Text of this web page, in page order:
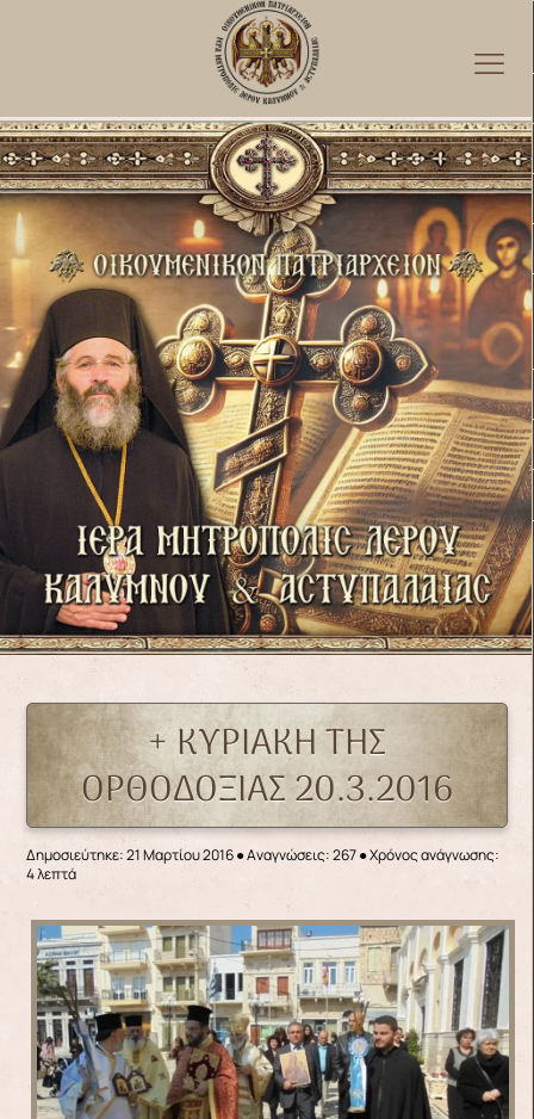
+ ΚΥΡΙΑΚΗ ΤΗΣ
ΟΡΘΟΔΟΞΙΑΣ 20.3.2016
Δημοσιεύτηκε: 21 Μαρτίου 2016●Αναγνώσεις: 267● Χρόνος ανάγνωσης:
4 λεπτά